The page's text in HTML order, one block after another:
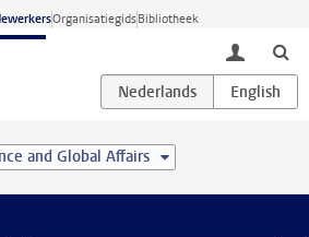
OrganisatiegidsBibliotheek
toggle
and Global Affairs